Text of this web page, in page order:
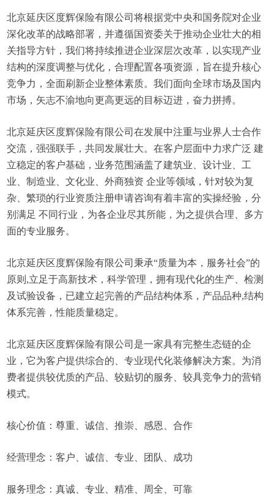
北京延庆区度辉保险有限公司将根据党中央和国务院对企业
深化改革的战略部署，并遵循国资委关于推动企业壮大的相
关指导方针，我们将持续推进企业深层次改革，以实现产业
结构的深度调整与优化，合理配置各项资源，旨在提升核心
竞争力，全面刷新企业整体素质。我们面向全球市场及国内
市场，矢志不渝地向更高更远的目标迈进，奋力拼搏。
北京延庆区度辉保险有限公司在发展中注重与业界人士合作
交流，强强联手，共同发展壮大。在客户层面中力求广泛 建
立稳定的客户基础，业务范围涵盖了建筑业、设计业、工
业、制造业、文化业、外商独资 企业等领域，针对较为复
杂、繁琐的行业资质注册申请咨询有着丰富的实操经验，分
别满足 不同行业，为各企业尽其所能，为之提供合理、多方
面的专业服务。
北京延庆区度辉保险有限公司秉承“质量为本，服务社会”的
原则,立足于高新技术，科学管理，拥有现代化的生产、检测
及试验设备，已建立起完善的产品结构体系，产品品种,结构
体系完善，性能质量稳定。
北京延庆区度辉保险有限公司是一家具有完整生态链的企
业，它为客户提供综合的、专业现代化装修解决方案。为消
费者提供较优质的产品、较贴切的服务、较具竞争力的营销
模式。
核心价值：尊重、诚信、推崇、感恩、合作
经营理念：客户、诚信、专业、团队、成功
服务理念：真诚、专业、精准、周全、可靠